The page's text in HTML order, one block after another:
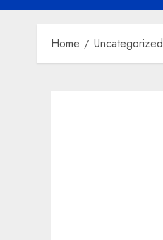
Home Uncategorized